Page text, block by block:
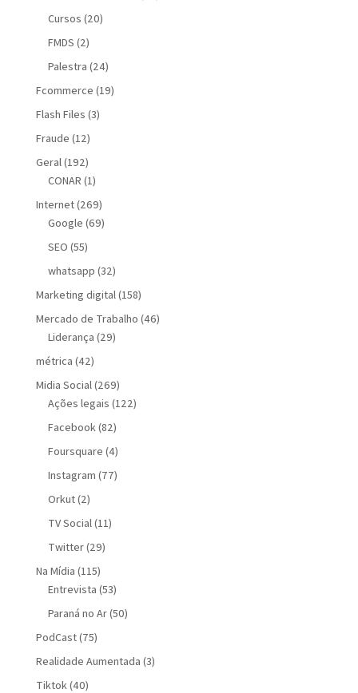
Cursos (20)
FMDS (2)
Palestra (24)
Fcommerce (19)
Flash Files (3)
Fraude (12)
Geral(192)
CONAR (1)
Internet(269)
Google (69)
SEO (55)
whatsapp (32)
Marketing digital(158)
Mercado de Trabalho (46)
Liderança (29)
métrica (42)
Midia Social(269)
Ações legais (122)
Facebook(82)
Foursquare (4)
Instagram (77)
Orkut(2)
TV Social(11)
Twitter(29)
Na Mídia (115)
Entrevista (53)
Paraná no Ar(50)
PodCast(75)
Realidade Aumentada (3)
Tiktok(40)